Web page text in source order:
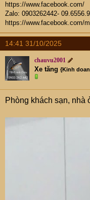
https://www.facebook.com/
Zalo: 0903262442-
https://www.facebook.com/
14:41 31/10/2025
chauvu2001
Xe tăng {Kinh
Phòng khách sạn, nhà